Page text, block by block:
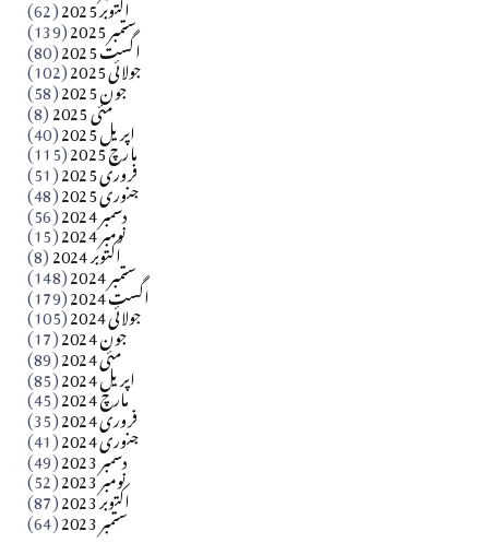
آزاد کشمیر جیسے احتجاج کی ضرورت ہے؟ از،،، ظہیرالدین
ستمبر 2025 (139) اگست 2025 (80) جولائی 2025 (102) جون 2025 (58) مئی 2025 (8) اپریل 2025 (40) مارچ 2025 (115) فروری 2025 (51) جنوری 2025 (48) دسمبر 2024 (56) نومبر 2024 (15) اکتوبر 2024 (8) ستمبر 2024 (148) اگست 2024 (179) جولائی 2024 (105) جون 2024 (17) مئی 2024 (89) اپریل 2024 (85) مارچ 2024 (45) فروری 2024 (35) جنوری 2024 (41) دسمبر 2023 (49) نومبر 2023 (52) اکتوبر 2023 (87) ستمبر 2023 (64)